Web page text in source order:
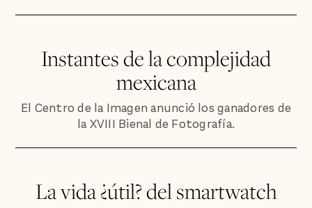
Instantes de la complejidad
mexicana
El Centro de la Imagen anunció los ganadores de
la XVIII Bienal de Fotografía.
La vida ¿útil? del smartwatch